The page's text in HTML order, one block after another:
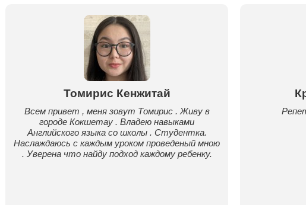
Томирис Кенжитай
Всем привет , меня зовут Томирис . Живу в
городе Кокшетау . Владею навыками
Английского языка со школы . Студентка.
Наслаждаюсь с каждым уроком проведеный мною
. Уверена что найду подход каждому ребенку.